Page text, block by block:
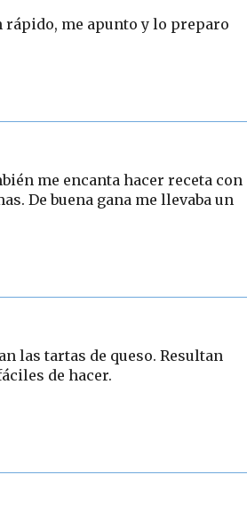
rápido, me apunto y lo preparo
me encanta hacer receta con
De buena gana me llevaba un
las tartas de queso. Resultan
de hacer.